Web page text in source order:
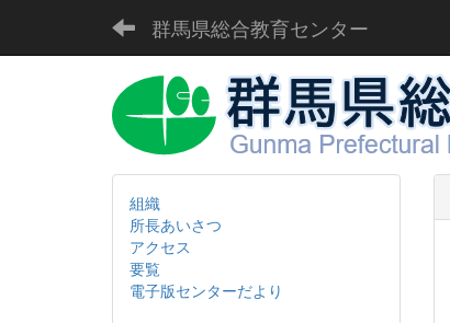
群馬県総合教育センター
組織
所長あいさつ
アクセス
要覧
電子版センターだより